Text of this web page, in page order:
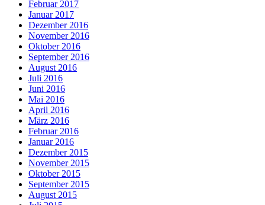
Februar 2017
Januar 2017
Dezember 2016
November 2016
Oktober 2016
September 2016
August 2016
Juli 2016
Juni 2016
Mai 2016
April 2016
März 2016
Februar 2016
Januar 2016
Dezember 2015
November 2015
Oktober 2015
September 2015
August 2015